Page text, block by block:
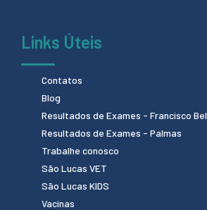
Links Úteis
Contatos
Blog
Resultados de Exames - Francisco
Resultados de Exames - Palmas
Trabalhe conosco
São Lucas VET
São Lucas KIDS
Vacinas